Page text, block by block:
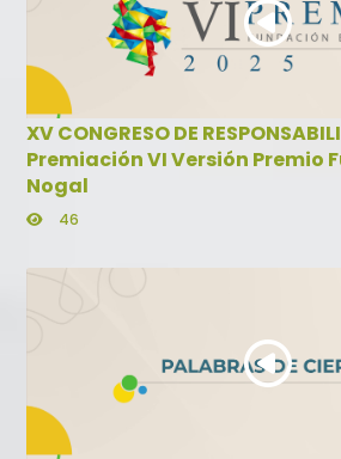
XV CONGRESO DE
Premiación VI Versión Premio
Nogal
46